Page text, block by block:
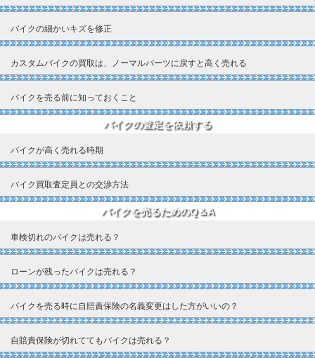
バイクの細かいキズを修正
カスタムバイクの買取は、ノーマルパーツに戻すと高く売れる
バイクを売る前に知っておくこと
バイクの査定を依頼する
バイクが高く売れる時期
バイク買取査定員との交渉方法
バイクを売るためのQ＆A
車検切れのバイクは売れる？
ローンが残ったバイクは売れる？
バイクを売る時に自賠責保険の名義変更はした方がいいの？
自賠責保険が切れててもバイクは売れる？